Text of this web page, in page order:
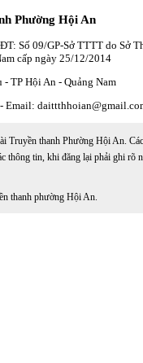
Phường Hội An
Số 09/GP-Sở TTTT do Sở
cấp ngày 25/12/2014
- TP Hội An - Quảng Nam
Email:
Truyền thanh Phường Hội An.
thông tin, khi đăng lại phải ghi
thanh phường Hội An.